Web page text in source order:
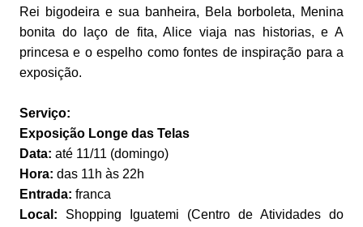
Rei bigodeira e sua banheira, Bela borboleta, Menina
bonita do laço de fita, Alice viaja nas historias, e A
princesa e o espelho como fontes de inspiração para a
exposição.
Serviço:
Exposição Longe das Telas
Data: até 11/11 (domingo)
Hora: das 11h às 22h
Entrada: franca
Local: Shopping Iguatemi (Centro de Atividades do